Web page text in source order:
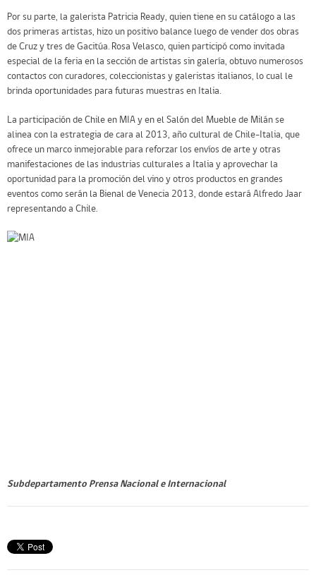
Por su parte, la galerista Patricia Ready, quien tiene en su catálogo a las
dos primeras artistas, hizo un positivo balance luego de vender dos obras
de Cruz y tres de Gacitúa. Rosa Velasco, quien participó como invitada
especial de la feria en la sección de artistas sin galería, obtuvo numerosos
contactos con curadores, coleccionistas y galeristas italianos, lo cual le
brinda oportunidades para futuras muestras en Italia.
La participación de Chile en MIA y en el Salón del Mueble de Milán se
alinea con la estrategia de cara al 2013, año cultural de Chile-Italia, que
ofrece un marco inmejorable para reforzar los envíos de arte y otras
manifestaciones de las industrias culturales a Italia y aprovechar la
oportunidad para la promoción del vino y otros productos en grandes
eventos como serán la Bienal de Venecia 2013, donde estará Alfredo Jaar
representando a Chile.
Subdepartamento Prensa Nacional e Internacional